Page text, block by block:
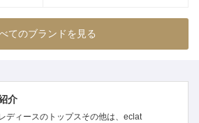
てのブランドを見る
介
ディースのトップスその他は、eclat